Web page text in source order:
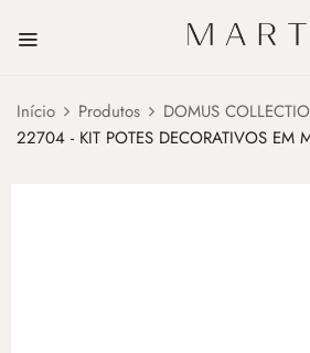
Início Produtos DOMUS
22704 - KIT POTES DECORATIVOS EM